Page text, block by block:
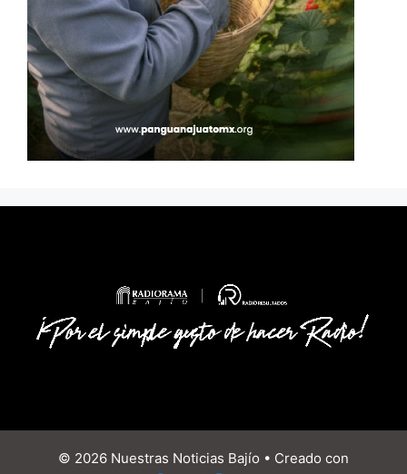
© 2026 Nuestras Noticias Bajío • Creado con